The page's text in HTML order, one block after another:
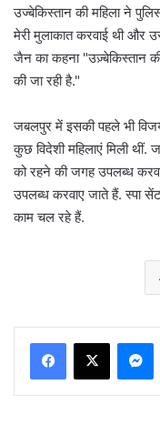
उज्बेकिस्तान की महिला ने
मेरी मुलाकात करवाई थी और
जैन का कहना "उज़्बेकिस्तान की
की जा रही है."
जबलपुर में इसकी पहले भी
कुछ विदेशी महिलाएं मिली थीं.
को रहने की जगह उपलब्ध
उपलब्ध करवाए जाते हैं. स्पा
काम चल रहे हैं.